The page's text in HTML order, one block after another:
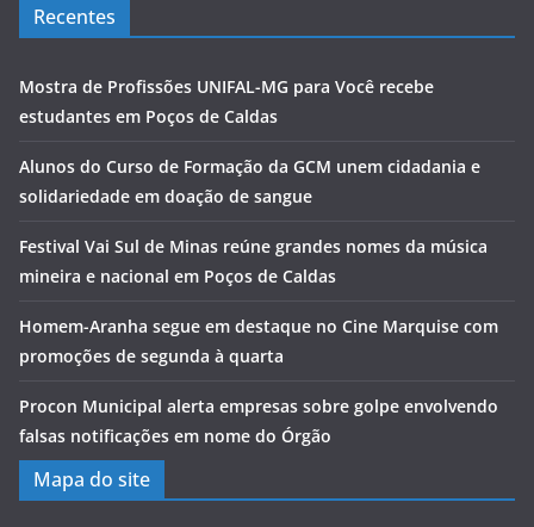
Recentes
Mostra de Profissões UNIFAL-MG para Você recebe
estudantes em Poços de Caldas
Alunos do Curso de Formação da GCM unem cidadania e
solidariedade em doação de sangue
Festival Vai Sul de Minas reúne grandes nomes da música
mineira e nacional em Poços de Caldas
Homem-Aranha segue em destaque no Cine Marquise com
promoções de segunda à quarta
Procon Municipal alerta empresas sobre golpe envolvendo
falsas notificações em nome do Órgão
Mapa do site